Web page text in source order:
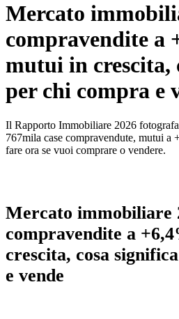
Mercato
compravendite a
mutui in crescita,
per chi compra e
Il Rapporto Immobiliare 2026
767mila case compravendute, mutui a
fare ora se vuoi comprare o vendere.
Mercato immobiliare
compravendite a
crescita, cosa
e vende